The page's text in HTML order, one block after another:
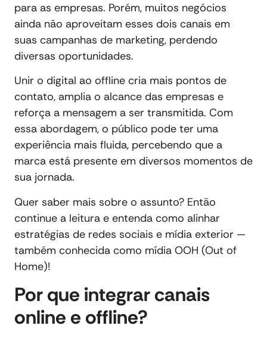
para as empresas. Porém, muitos negócios
ainda não aproveitam esses dois canais em
suas campanhas de marketing, perdendo
diversas oportunidades.
Unir o digital ao offline cria mais pontos de
contato, amplia o alcance das empresas e
reforça a mensagem a ser transmitida. Com
essa abordagem, o público pode ter uma
experiência mais fluida, percebendo que a
marca está presente em diversos momentos de
sua jornada.
Quer saber mais sobre o assunto? Então
continue a leitura e entenda como alinhar
estratégias de redes sociais e mídia exterior —
também conhecida como mídia OOH (Out of
Home)!
Por que integrar canais
online e offline?